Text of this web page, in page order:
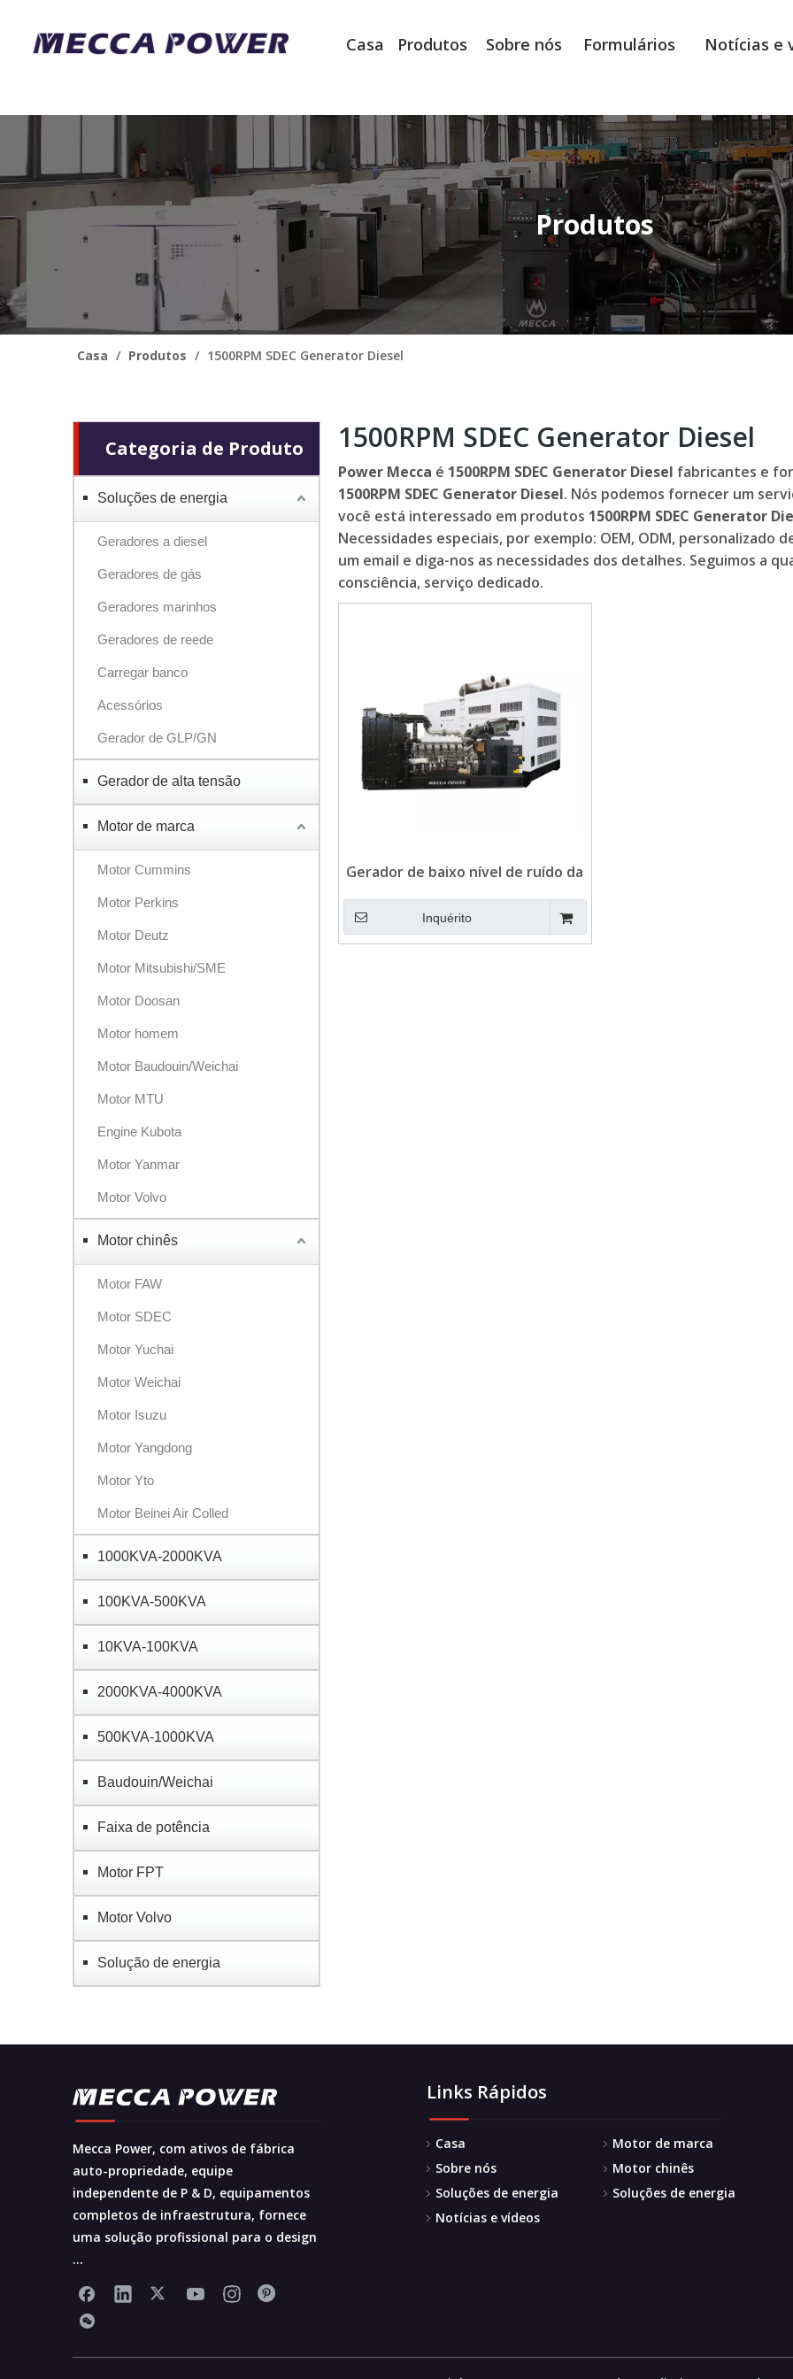
Casa Produtos Sobre nós Formulários Notícias e
Produtos
Casa / Produtos / 1500RPM SDEC Generator Diesel
Categoria de Produto
Soluções de energia
Geradores a diesel
Geradores de gás
Geradores marinhos
Geradores de reede
Carregar banco
Acessórios
Gerador de GLP/GN
Gerador de alta tensão
Motor de marca
Motor Cummins
Motor Perkins
Motor Deutz
Motor Mitsubishi/SME
Motor Doosan
Motor homem
Motor Baudouin/Weichai
Motor MTU
Engine Kubota
Motor Yanmar
Motor Volvo
Motor chinês
Motor FAW
Motor SDEC
Motor Yuchai
Motor Weichai
Motor Isuzu
Motor Yangdong
Motor Yto
Motor Beinei Air Colled
1000KVA-2000KVA
100KVA-500KVA
10KVA-100KVA
2000KVA-4000KVA
500KVA-1000KVA
Baudouin/Weichai
Faixa de potência
Motor FPT
Motor Volvo
Solução de energia
1500RPM SDEC Generator Diesel
Power Mecca é 1500RPM SDEC Generator Diesel fabricantes e
1500RPM SDEC Generator Diesel. Nós podemos fornecer um
você está interessado em produtos 1500RPM SDEC Generator
Necessidades especiais, por exemplo: OEM, ODM, personalizado
um email e diga-nos as necessidades dos detalhes. Seguimos a
consciência, serviço dedicado.
Gerador de baixo nível de ruído da
única fase 1500RPM SDEC
Inquérito
Mecca Power, com ativos de fábrica
auto-propriedade, equipe
independente de P & D, equipamentos
completos de infraestrutura, fornece
uma solução profissional para o design
...
Links Rápidos
Casa
Sobre nós
Soluções de energia
Notícias e vídeos
Motor de marca
Motor chinês
Soluções de energia